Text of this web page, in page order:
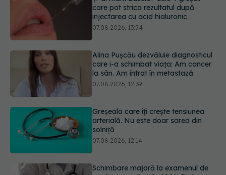
Alina Pușcău dezvăluie diagnosticul
care i-a schimbat viața: Am cancer
la sân. Am intrat în metastază
Greșeala care îți crește tensiunea
arterială. Nu este doar sarea din
solniță
Schimbare majoră la examenul de
medic specialist din 2026. Toți
candidații vor avea aceleași
07.08.2026, 11:52